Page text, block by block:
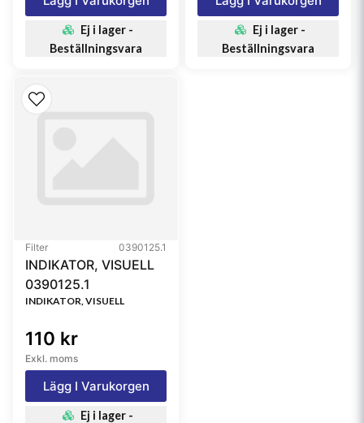
Ej i lager -
Beställningsvara
Ej i lager -
Beställningsvara
Filter 0390125.1
INDIKATOR, VISUELL
0390125.1
INDIKATOR, VISUELL
110 kr
Exkl. moms
Lägg I Varukorgen
Ej i lager -